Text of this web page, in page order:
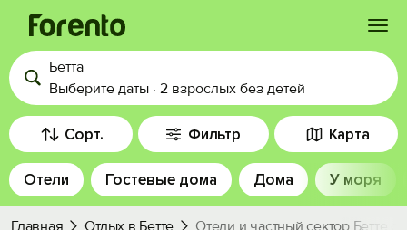
Войти
Избранное
История просмотра
Бетта
Выберите даты · 2 взрослых без детей
Сорт. Фильтр Карта
Отели Гостевые дома Дома У моря
Главная Отдых в Бетте Отели и частный сектор Бетте